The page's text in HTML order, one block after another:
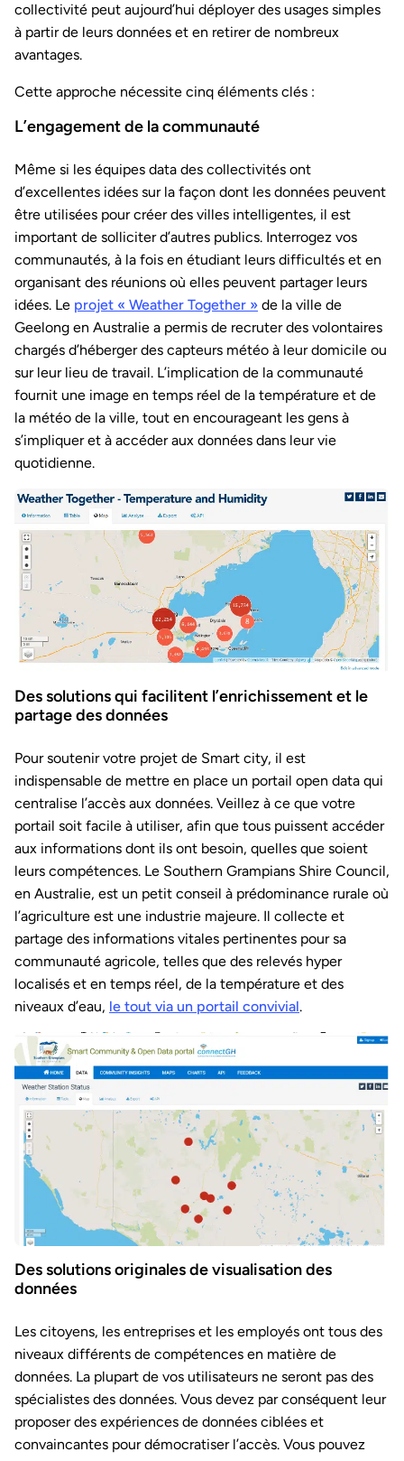
collectivité peut aujourd’hui déployer des usages simples
à partir de leurs données et en retirer de nombreux
avantages.
Cette approche nécessite cinq éléments clés :
L’engagement de la communauté
Même si les équipes data des collectivités ont
d’excellentes idées sur la façon dont les données peuvent
être utilisées pour créer des villes intelligentes, il est
important de solliciter d’autres publics. Interrogez vos
communautés, à la fois en étudiant leurs difficultés et en
organisant des réunions où elles peuvent partager leurs
idées. Le projet « Weather Together » de la ville de
Geelong en Australie a permis de recruter des volontaires
chargés d’héberger des capteurs météo à leur domicile ou
sur leur lieu de travail. L’implication de la communauté
fournit une image en temps réel de la température et de
la météo de la ville, tout en encourageant les gens à
s’impliquer et à accéder aux données dans leur vie
quotidienne.
Des solutions qui facilitent l’enrichissement et le
partage des données
Pour soutenir votre projet de Smart city, il est
indispensable de mettre en place un portail open data qui
centralise l’accès aux données. Veillez à ce que votre
portail soit facile à utiliser, afin que tous puissent accéder
aux informations dont ils ont besoin, quelles que soient
leurs compétences. Le Southern Grampians Shire Council,
en Australie, est un petit conseil à prédominance rurale où
l’agriculture est une industrie majeure. Il collecte et
partage des informations vitales pertinentes pour sa
communauté agricole, telles que des relevés hyper
localisés et en temps réel, de la température et des
niveaux d’eau, le tout via un portail convivial.
Des solutions originales de visualisation des
données
Les citoyens, les entreprises et les employés ont tous des
niveaux différents de compétences en matière de
données. La plupart de vos utilisateurs ne seront pas des
spécialistes des données. Vous devez par conséquent leur
proposer des expériences de données ciblées et
convaincantes pour démocratiser l’accès. Vous pouvez